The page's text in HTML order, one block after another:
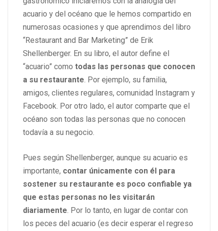
acuario y del océano que le hemos compartido en
numerosas ocasiones y que aprendimos del libro
“Restaurant and Bar Marketing” de Erik
Shellenberger. En su libro, el autor define el
“acuario” como todas las personas que conocen
a su restaurante . Por ejemplo, su familia,
amigos, clientes regulares, comunidad Instagram y
Facebook. Por otro lado, el autor comparte que el
océano son todas las personas que no conocen
todavía a su negocio.
Pues según Shellenberger, aunque su acuario es
importante, contar únicamente con él para
sostener su restaurante es poco confiable ya
que estas personas no les visitarán
diariamente . Por lo tanto, en lugar de contar con
los peces del acuario (es decir esperar el regreso